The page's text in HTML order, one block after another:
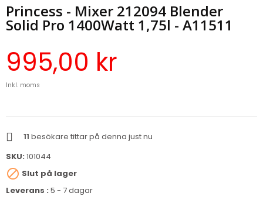
Princess - Mixer 212094 Blender
Solid Pro 1400Watt 1,75l - A11511
995,00 kr
Inkl. moms
11 besökare tittar på denna just nu
SKU: 101044
 Slut på lager
Leverans : 5 - 7 dagar